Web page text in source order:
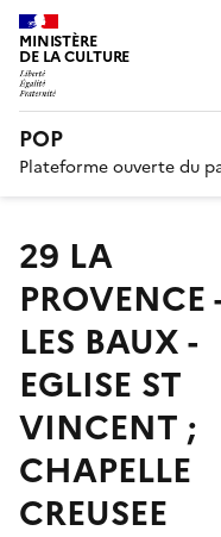
MINISTÈRE
DE LA CULTURE
POP
Plateforme ouverte du
29 LA
PROVENCE
LES BAUX -
EGLISE ST
VINCENT ;
CHAPELLE
CREUSEE